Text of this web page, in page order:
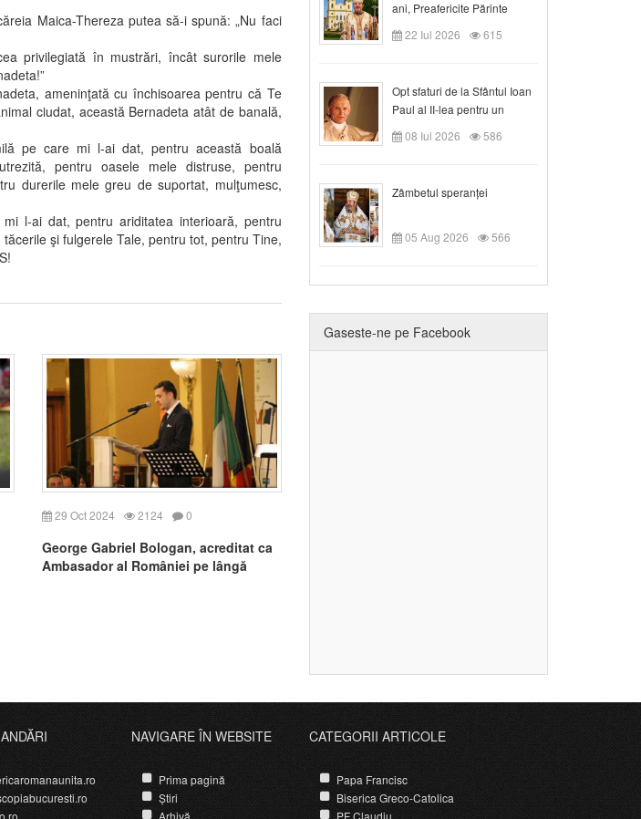
Maica-Thereza putea să-i spună: „Nu faci
privilegiată în mustrări, încât surorile mele
ameninţată cu închisoarea pentru că Te
ciudat, această Bernadeta atât de banală,
pe care mi l-ai dat, pentru această boală
pentru oasele mele distruse, pentru
durerile mele greu de suportat, mulţumesc,
l-ai dat, pentru ariditatea interioară, pentru
şi fulgerele Tale, pentru tot, pentru Tine,
29 Oct 2024 2124 0
George Gabriel Bologan, acreditat ca
Ambasador al României pe lângă
ani, Preafericite Părinte
Claudiu!
22 Iul 2026 615
Opt sfaturi de la Sfântul Ioan
Paul al II-lea pentru un
creștin
08 Iul 2026 586
Zâmbetul speranței
05 Aug 2026 566
Gaseste-ne pe Facebook
NAVIGARE ÎN WEBSITE
Prima pagină
Știri
Arhivă
CATEGORII ARTICOLE
Papa Francisc
Biserica Greco-Catolica
PF Claudiu